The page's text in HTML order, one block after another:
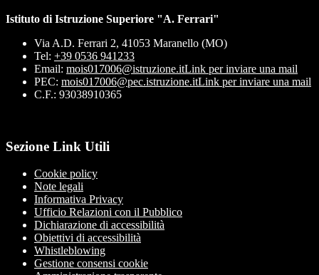
Istituto di Istruzione Superiore "A. Ferrari"
Via A.D. Ferrari 2, 41053 Maranello (MO)
Tel: +39 0536 941233
Email: mois017006@istruzione.itLink per inviare una mail
PEC: mois017006@pec.istruzione.itLink per inviare una mail
C.F.: 93038910365
Sezione Link Utili
Cookie policy
Note legali
Informativa Privacy
Ufficio Relazioni con il Pubblico
Dichiarazione di accessibilità
Obiettivi di accessibilità
Whistleblowing
Gestione consensi cookie